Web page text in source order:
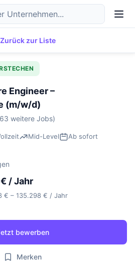
DE
Zurück zur Liste
Engineer –
(m/w/d)
weitere Jobs)
Mid-Level
Ab sofort
/ Jahr
€ – 135.298 € / Jahr
bewerben
Merken